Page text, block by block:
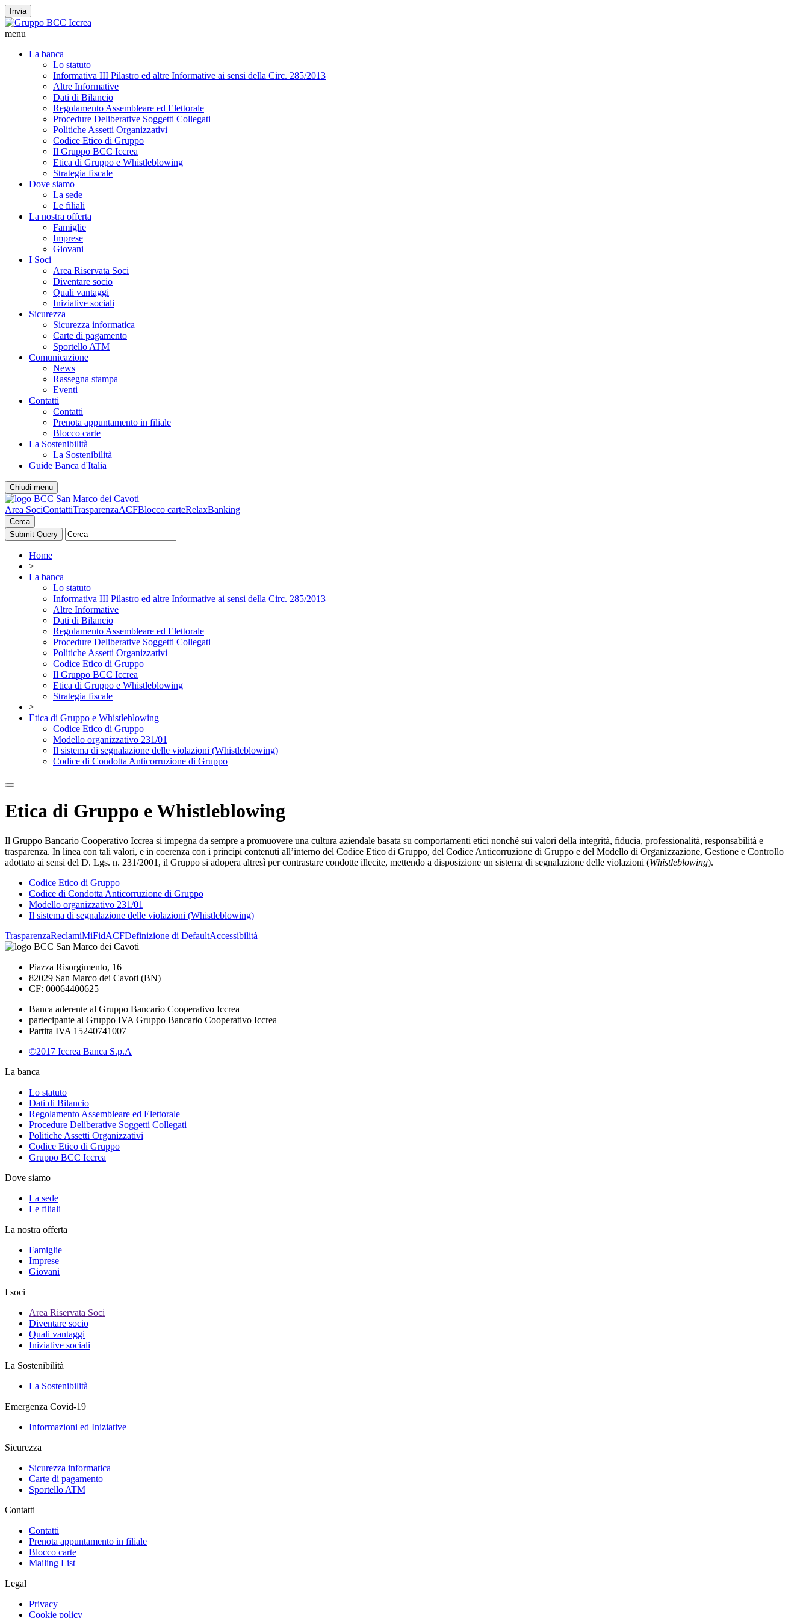
Invia
menu
La banca
Lo statuto
Informativa III Pilastro ed altre Informative ai sensi della Circ. 285/2013
Altre Informative
Dati di Bilancio
Regolamento Assembleare ed Elettorale
Procedure Deliberative Soggetti Collegati
Politiche Assetti Organizzativi
Codice Etico di Gruppo
Il Gruppo BCC Iccrea
Etica di Gruppo e Whistleblowing
Strategia fiscale
Dove siamo
La sede
Le filiali
La nostra offerta
Famiglie
Imprese
Giovani
I Soci
Area Riservata Soci
Diventare socio
Quali vantaggi
Iniziative sociali
Sicurezza
Sicurezza informatica
Carte di pagamento
Sportello ATM
Comunicazione
News
Rassegna stampa
Eventi
Contatti
Contatti
Prenota appuntamento in filiale
Blocco carte
La Sostenibilità
La Sostenibilità
Guide Banca d'Italia
Chiudi menu
Area SociContattiTrasparenzaACFBlocco carteRelaxBanking
Cerca
Home
>
La banca
Lo statuto
Informativa III Pilastro ed altre Informative ai sensi della Circ. 285/2013
Altre Informative
Dati di Bilancio
Regolamento Assembleare ed Elettorale
Procedure Deliberative Soggetti Collegati
Politiche Assetti Organizzativi
Codice Etico di Gruppo
Il Gruppo BCC Iccrea
Etica di Gruppo e Whistleblowing
Strategia fiscale
>
Etica di Gruppo e Whistleblowing
Codice Etico di Gruppo
Modello organizzativo 231/01
Il sistema di segnalazione delle violazioni (Whistleblowing)
Codice di Condotta Anticorruzione di Gruppo
Etica di Gruppo e Whistleblowing
Il Gruppo Bancario Cooperativo Iccrea si impegna da sempre a promuovere una cultura aziendale basata su comportamenti etici nonché sui valori della integrità, fiducia, professionalità, responsabilità e
trasparenza. In linea con tali valori, e in coerenza con i principi contenuti all’interno del Codice Etico di Gruppo, del Codice Anticorruzione di Gruppo e del Modello di Organizzazione, Gestione e Controllo
adottato ai sensi del D. Lgs. n. 231/2001, il Gruppo si adopera altresì per contrastare condotte illecite, mettendo a disposizione un sistema di segnalazione delle violazioni (Whistleblowing).
Codice Etico di Gruppo
Codice di Condotta Anticorruzione di Gruppo
Modello organizzativo 231/01
Il sistema di segnalazione delle violazioni (Whistleblowing)
TrasparenzaReclamiMiFidACFDefinizione di DefaultAccessibilità
Piazza Risorgimento, 16
82029 San Marco dei Cavoti (BN)
CF: 00064400625
Banca aderente al Gruppo Bancario Cooperativo Iccrea
partecipante al Gruppo IVA Gruppo Bancario Cooperativo Iccrea
Partita IVA 15240741007
©2017 Iccrea Banca S.p.A
La banca
Lo statuto
Dati di Bilancio
Regolamento Assembleare ed Elettorale
Procedure Deliberative Soggetti Collegati
Politiche Assetti Organizzativi
Codice Etico di Gruppo
Gruppo BCC Iccrea
Dove siamo
La sede
Le filiali
La nostra offerta
Famiglie
Imprese
Giovani
I soci
Area Riservata Soci
Diventare socio
Quali vantaggi
Iniziative sociali
La Sostenibilità
La Sostenibilità
Emergenza Covid-19
Informazioni ed Iniziative
Sicurezza
Sicurezza informatica
Carte di pagamento
Sportello ATM
Contatti
Contatti
Prenota appuntamento in filiale
Blocco carte
Mailing List
Legal
Privacy
Cookie policy